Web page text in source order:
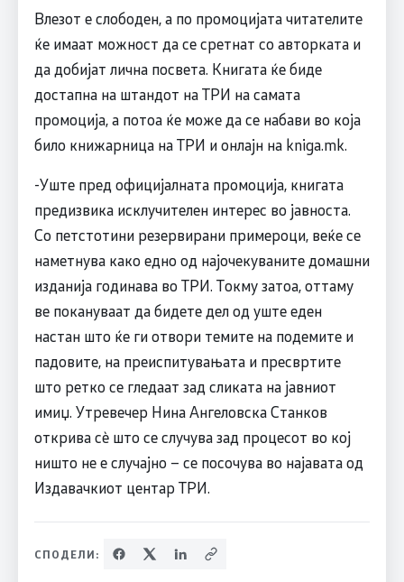
Влезот е слободен, а по промоцијата читателите
ќе имаат можност да се сретнат со авторката и
да добијат лична посвета. Книгата ќе биде
достапна на штандот на ТРИ на самата
промоција, а потоа ќе може да се набави во која
било книжарница на ТРИ и онлајн на kniga.mk.
-Уште пред официјалната промоција, книгата
предизвика исклучителен интерес во јавноста.
Со петстотини резервирани примероци, веќе се
наметнува како едно од најочекуваните домашни
изданија годинава во ТРИ. Токму затоа, оттаму
ве покануваат да бидете дел од уште еден
настан што ќе ги отвори темите на подемите и
падовите, на преиспитувањата и пресвртите
што ретко се гледаат зад сликата на јавниот
имиџ. Утревечер Нина Ангеловска Станков
открива сè што се случува зад процесот во кој
ништо не е случајно – се посочува во најавата од
Издавачкиот центар ТРИ.
СПОДЕЛИ: